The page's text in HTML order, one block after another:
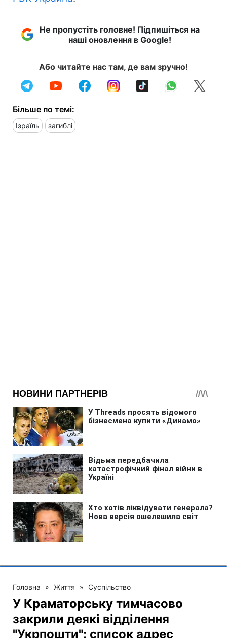
Не пропустіть головне! Підпишіться на
наші оновлення в Google!
Або читайте нас там, де вам зручно!
Більше по темі:
Ізраїль загиблі
Головна » Життя » Суспільство
У Краматорську тимчасово
закрили деякі відділення
"Укрпошти": список адрес